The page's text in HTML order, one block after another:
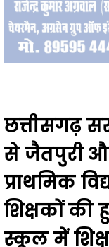
छत्तीसगढ़
से जैतपुरी
प्राथमिक
शिक्षकों की
स्कूल में